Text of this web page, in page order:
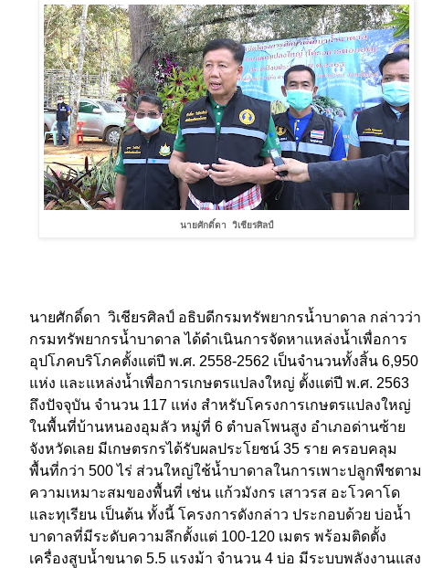
นายศักดิ์ดา วิเชียรศิลป์
นายศักดิ์ดา วิเชียรศิลป์ อธิบดีกรมทรัพยากรน้ำบาดาล กล่าวว่า
กรมทรัพยากรน้ำบาดาล ได้ดำเนินการจัดหาแหล่งน้ำเพื่อการ
อุปโภคบริโภคตั้งแต่ปี พ.ศ. 2558-2562 เป็นจำนวนทั้งสิ้น 6,950
แห่ง และแหล่งน้ำเพื่อการเกษตรแปลงใหญ่ ตั้งแต่ปี พ.ศ. 2563
ถึงปัจจุบัน จำนวน 117 แห่ง สำหรับโครงการเกษตรแปลงใหญ่
ในพื้นที่บ้านหนองอุมลัว หมู่ที่ 6 ตำบลโพนสูง อำเภอด่านซ้าย
จังหวัดเลย มีเกษตรกรได้รับผลประโยชน์ 35 ราย ครอบคลุม
พื้นที่กว่า 500 ไร่ ส่วนใหญ่ใช้น้ำบาดาลในการเพาะปลูกพืชตาม
ความเหมาะสมของพื้นที่ เช่น แก้วมังกร เสาวรส อะโวคาโด
และทุเรียน เป็นต้น ทั้งนี้ โครงการดังกล่าว ประกอบด้วย บ่อน้ำ
บาดาลที่มีระดับความลึกตั้งแต่ 100-120 เมตร พร้อมติดตั้ง
เครื่องสูบน้ำขนาด 5.5 แรงม้า จำนวน 4 บ่อ มีระบบพลังงานแสง